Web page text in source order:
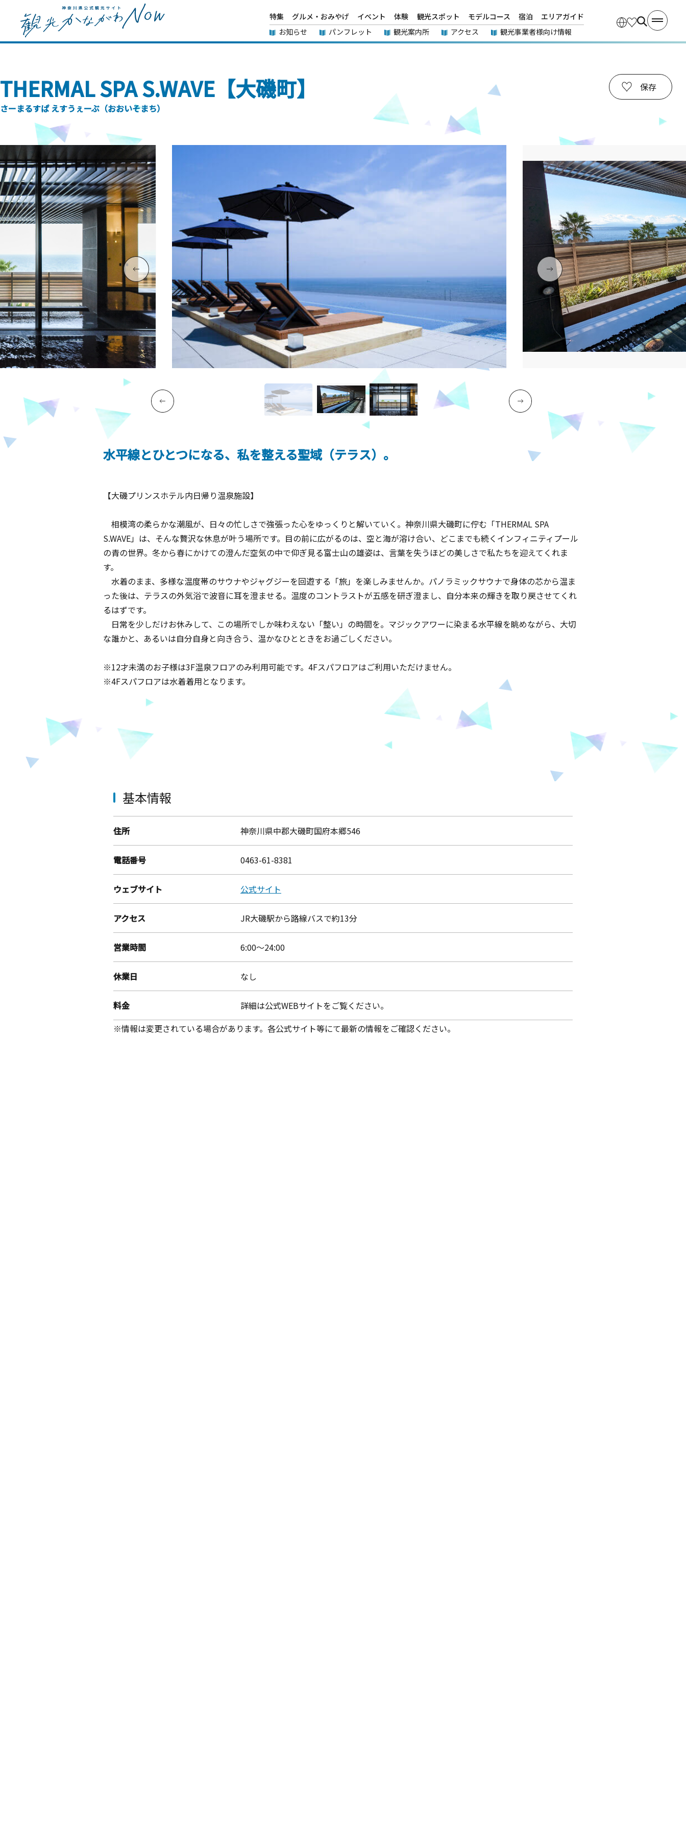
特集 グルメ・おみやげ イベント 体験 観光スポット モデルコース 宿泊
エリアガイド
お知らせ
パンフレット 観光案内所 アクセス 観光事業者様向け情報
THERMAL SPA S.WAVE【大磯町】
さーまるすぱ えすうぇーぶ（おおいそまち）
保存
水平線とひとつになる、私を整える聖域（テラス）。
【大磯プリンスホテル内日帰り温泉施設】
相模湾の柔らかな潮風が、日々の忙しさで強張った心をゆっくりと解いていく。神奈川県大磯町に佇む「THERMAL SPA
S.WAVE」は、そんな贅沢な休息が叶う場所です。目の前に広がるのは、空と海が溶け合い、どこまでも続くインフィニティプール
の青の世界。冬から春にかけての澄んだ空気の中で仰ぎ見る富士山の雄姿は、言葉を失うほどの美しさで私たちを迎えてくれま
す。
水着のまま、多様な温度帯のサウナやジャグジーを回遊する「旅」を楽しみませんか。パノラミックサウナで身体の芯から温ま
った後は、テラスの外気浴で波音に耳を澄ませる。温度のコントラストが五感を研ぎ澄まし、自分本来の輝きを取り戻させてくれ
るはずです。
日常を少しだけお休みして、この場所でしか味わえない「整い」の時間を。マジックアワーに染まる水平線を眺めながら、大切
な誰かと、あるいは自分自身と向き合う、温かなひとときをお過ごしください。
※12才未満のお子様は3F温泉フロアのみ利用可能です。4Fスパフロアはご利用いただけません。
※4Fスパフロアは水着着用となります。
基本情報
住所 神奈川県中郡大磯町国府本郷546
電話番号 0463-61-8381
ウェブサイト 公式サイト
アクセス JR大磯駅から路線バスで約13分
営業時間 6:00～24:00
休業日 なし
料金
詳細は公式WEBサイトをご覧ください。
※情報は変更されている場合があります。各公式サイト等にて最新の情報をご確認ください。